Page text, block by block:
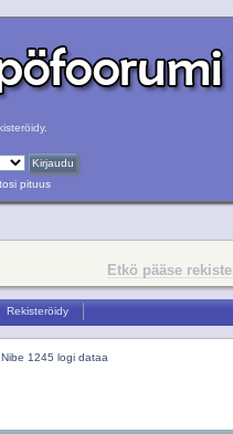
.
pituus
Etkö pääse
Rekisteröidy
Nibe 1245 logi dataa